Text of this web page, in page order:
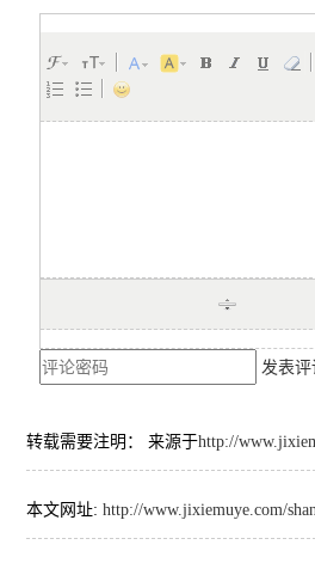
发表评
转载需要注明： 来源于http://
本文网址: http://www.jixiemuye.com/